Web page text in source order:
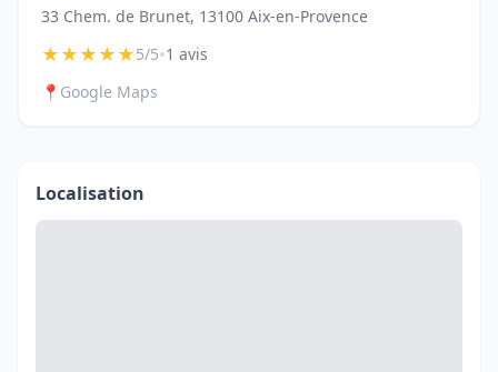
33 Chem. de Brunet, 13100 Aix-en-Provence
★★★★★5/5•1 avis
📍 Google Maps
Localisation